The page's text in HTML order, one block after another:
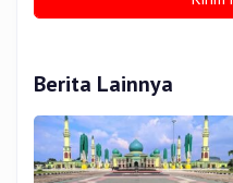
Berita Lainnya